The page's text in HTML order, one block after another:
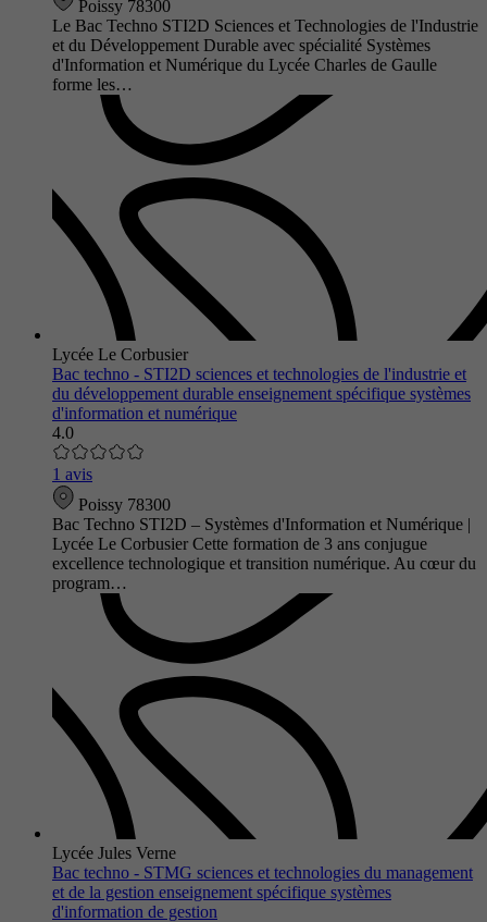
Poissy 78300
Le Bac Techno STI2D Sciences et Technologies de l'Industrie
et du Développement Durable avec spécialité Systèmes
d'Information et Numérique du Lycée Charles de Gaulle
forme les…
Lycée Le Corbusier
Bac techno - STI2D sciences et technologies de l'industrie et
du développement durable enseignement spécifique systèmes
d'information et numérique
4.0
1 avis
Poissy 78300
Bac Techno STI2D – Systèmes d'Information et Numérique |
Lycée Le Corbusier Cette formation de 3 ans conjugue
excellence technologique et transition numérique. Au cœur du
program…
Lycée Jules Verne
Bac techno - STMG sciences et technologies du management
et de la gestion enseignement spécifique systèmes
d'information de gestion